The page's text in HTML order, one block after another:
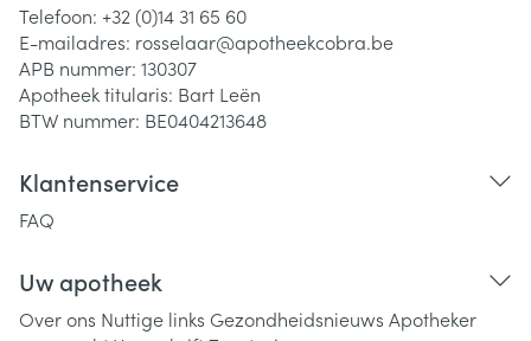
Telefoon: +32 (0)14 31 65 60
E-mailadres: rosselaar@apotheekcobra.be
APB nummer: 130307
Apotheek titularis: Bart Leën
BTW nummer: BE0404213648
Klantenservice
FAQ
Uw apotheek
Over ons Nuttige links Gezondheidsnieuws Apotheker